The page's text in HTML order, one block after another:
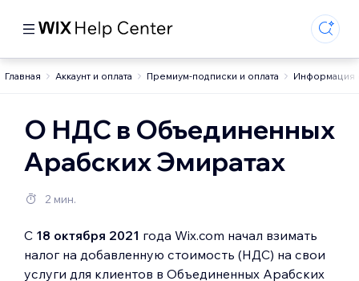
Главная Аккаунт и оплата Премиум-подписки и оплата Информация
О НДС в Объединенных
Арабских Эмиратах
2 мин.
С 18 октября 2021 года Wix.com начал взимать
налог на добавленную стоимость (НДС) на свои
услуги для клиентов в Объединенных Арабских